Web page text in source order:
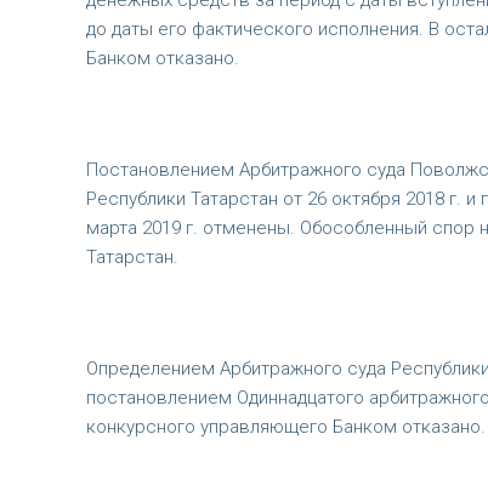
до даты его фактического исполнения. В
Банком отказано.
Постановлением Арбитражного суда
Республики Татарстан от 26 октября 2018 г.
марта 2019 г. отменены. Обособленный спор
Татарстан.
Определением Арбитражного суда
постановлением Одиннадцатого
конкурсного управляющего Банком отказано.